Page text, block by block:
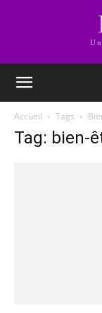
Accueil Tags
Tag: bien-